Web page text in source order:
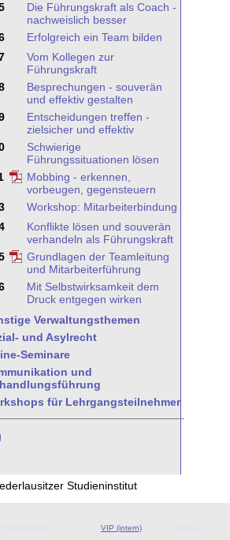
Die Führungskraft als Coach -
nachweislich besser
Erfolgreich ein Team bilden
Vom Kollegen zur
Führungskraft
Besprechungen - souverän
und effektiv gestalten
Entscheidungen treffen -
zielsicher und effektiv
Schwierige
Führungssituationen lösen
Mobbing - erkennen,
vorbeugen, gegensteuern
Workshop: Mitarbeiterbindung
Konflikte lösen und souverän
verhandeln als Führungskraft
Grundlagen der Teamleitung
und Mitarbeiterführung
Mit Selbstwirksamkeit dem
Druck entgegen wirken
Verwaltungsthemen
und Asylrecht
Seminare
und
für Lehrgangsteilnehmer
Studieninstitut
VIP (intern)